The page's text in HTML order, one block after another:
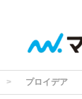
プロイデア